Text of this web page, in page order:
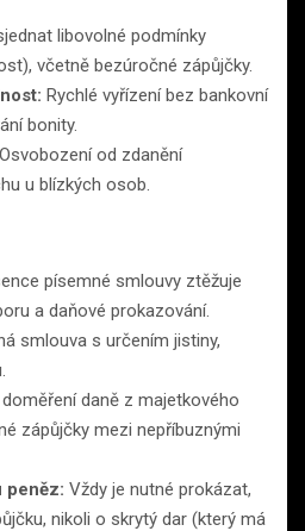
libovolné podmínky
včetně bezúročné zápůjčky.
Rychlé vyřízení bez bankovní
bonity.
Osvobození od zdanění
u blízkých osob.
písemné smlouvy ztěžuje
a daňové prokazování.
smlouva s určením jistiny,
daně z majetkového
zápůjčky mezi nepříbuznými
peněz: Vždy je nutné prokázat,
nikoli o skrytý dar (který má